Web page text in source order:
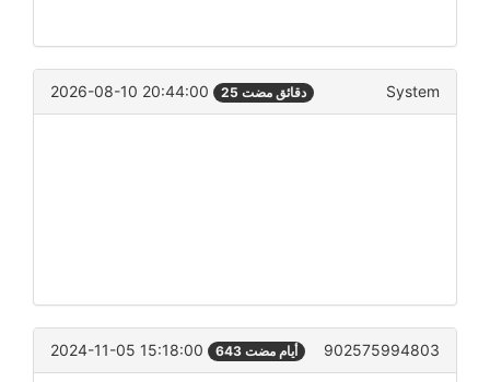
2026-08-10 20:44:00 25 دقائق مضت System
2024-11-05 15:18:00 643 أيام مضت 902575994803